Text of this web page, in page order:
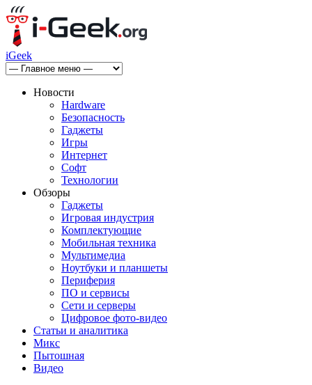
iGeek
Новости
Hardware
Безопасность
Гаджеты
Игры
Интернет
Софт
Технологии
Обзоры
Гаджеты
Игровая индустрия
Комплектующие
Мобильная техника
Мультимедиа
Ноутбуки и планшеты
Периферия
ПО и сервисы
Сети и серверы
Цифровое фото-видео
Статьи и аналитика
Микс
Пытошная
Видео